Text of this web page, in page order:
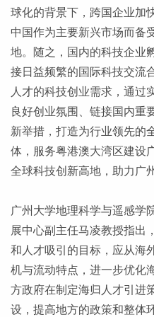
球化的背景下，跨国企业加
中国作为主要新兴市场而备
地。随之，国内的科技企业
接日益频繁的国际科技交流
人才的科技创业需求，通过
良好创业氛围、链接国内重
新举措，打造为行业领先的
体，服务粤港澳大湾区建设
全球科技创新高地，助力广
广州大学地理科学与遥感学
展中心副主任马凌教授指出
和人才吸引的目标，应从海
机与流动特点，进一步优化
方政府在制定海归人才引进
设，提高地方的政策和整体